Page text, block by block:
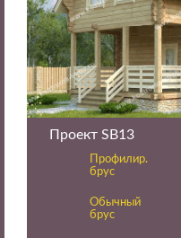
Проект SB13
Профилир.
брус
Обычный
брус